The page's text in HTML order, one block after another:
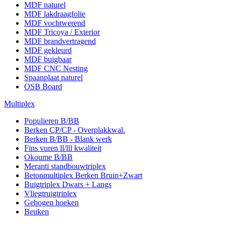
MDF naturel
MDF lakdraagfolie
MDF vochtwerend
MDF Tricoya / Exterior
MDF brandvertragend
MDF gekleurd
MDF buigbaar
MDF CNC Nesting
Spaanplaat naturel
OSB Board
Multiplex
Populieren B/BB
Berken CP/CP - Overplakkwal.
Berken B/BB - Blank werk
Fins vuren ll/lll kwaliteit
Okoume B/BB
Meranti standbouwtriplex
Betonmultiplex Berken Bruin+Zwart
Buigtriplex Dwars + Langs
Vliegtruigtriplex
Gebogen hoeken
Beuken